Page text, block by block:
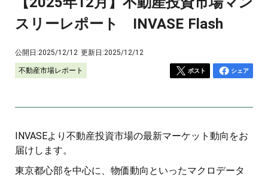
スリーレポート INVASE Flash
公開日:2025/12/12 更新日:2025/12/12
不動産市場レポート ポスト シェア
INVASEより不動産投資市場の最新マーケット動向をお
届けします。
東京都心部を中心に、物価動向といったマクロデータ